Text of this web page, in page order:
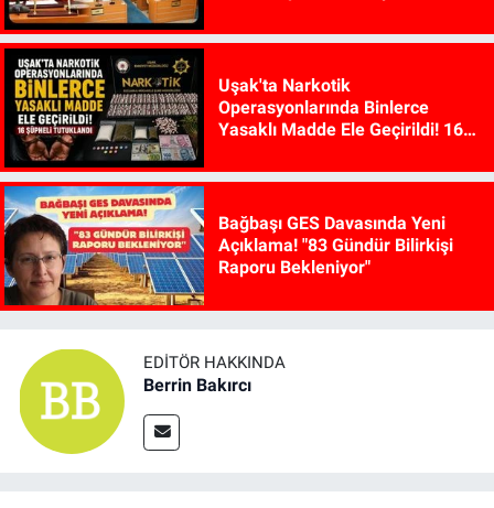
Uşak'ta Narkotik
Operasyonlarında Binlerce
Yasaklı Madde Ele Geçirildi! 16
Bağbaşı GES Davasında Yeni
Açıklama! "83 Gündür Bilirkişi
Raporu Bekleniyor"
EDITÖR HAKKINDA
Berrin Bakırcı